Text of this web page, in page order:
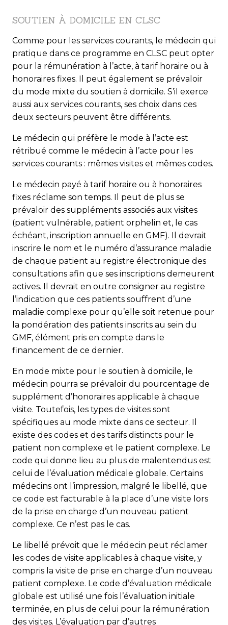
SOUTIEN À DOMICILE EN CLSC
Comme pour les services courants, le médecin qui
pratique dans ce programme en CLSC peut opter
pour la rémunération à l’acte, à tarif horaire ou à
honoraires fixes. Il peut également se prévaloir
du mode mixte du soutien à domicile. S’il exerce
aussi aux services courants, ses choix dans ces
deux secteurs peuvent être différents.
Le médecin qui préfère le mode à l’acte est
rétribué comme le médecin à l’acte pour les
services courants : mêmes visites et mêmes codes.
Le médecin payé à tarif horaire ou à honoraires
fixes réclame son temps. Il peut de plus se
prévaloir des suppléments associés aux visites
(patient vulnérable, patient orphelin et, le cas
échéant, inscription annuelle en GMF). Il devrait
inscrire le nom et le numéro d’assurance maladie
de chaque patient au registre électronique des
consultations afin que ses inscriptions demeurent
actives. Il devrait en outre consigner au registre
l’indication que ces patients souffrent d’une
maladie complexe pour qu’elle soit retenue pour
la pondération des patients inscrits au sein du
GMF, élément pris en compte dans le
financement de ce dernier.
En mode mixte pour le soutien à domicile, le
médecin pourra se prévaloir du pourcentage de
supplément d’honoraires applicable à chaque
visite. Toutefois, les types de visites sont
spécifiques au mode mixte dans ce secteur. Il
existe des codes et des tarifs distincts pour le
patient non complexe et le patient complexe. Le
code qui donne lieu au plus de malentendus est
celui de l’évaluation médicale globale. Certains
médecins ont l’impression, malgré le libellé, que
ce code est facturable à la place d’une visite lors
de la prise en charge d’un nouveau patient
complexe. Ce n’est pas le cas.
Le libellé prévoit que le médecin peut réclamer
les codes de visite applicables à chaque visite, y
compris la visite de prise en charge d’un nouveau
patient complexe. Le code d’évaluation médicale
globale est utilisé une fois l’évaluation initiale
terminée, en plus de celui pour la rémunération
des visites. L’évaluation par d’autres